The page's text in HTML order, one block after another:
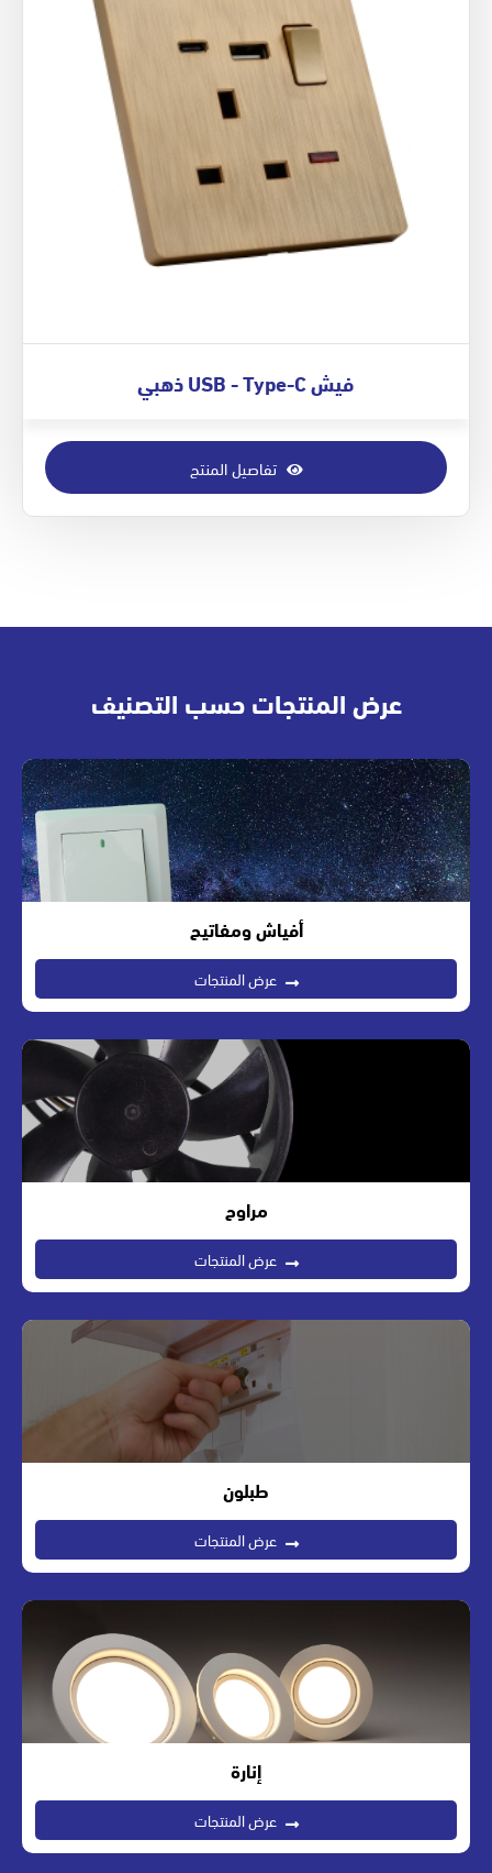
فيش USB - Type-C ذهبي
تفاصيل المنتج
عرض المنتجات حسب التصنيف
أفياش ومفاتيح
عرض المنتجات
مراوح
عرض المنتجات
طبلون
عرض المنتجات
إنارة
عرض المنتجات